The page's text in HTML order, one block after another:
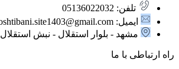
تلفن: 05136022032
ایمیل: poshtibani.site1403@gmail.com
مشهد - بلوار استقلال - نبش استقلال 7 - پلاک 37
راه ارتباطی با ما